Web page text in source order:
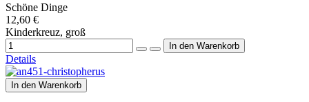
Schöne Dinge
12,60 €
Kinderkreuz, groß
Details
In den Warenkorb